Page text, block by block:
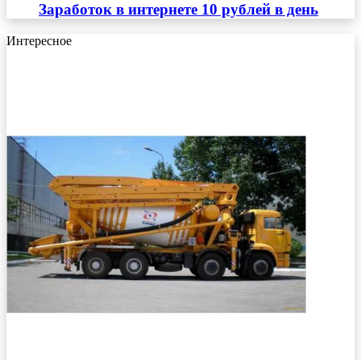
Заработок в интернете 10 рублей в день
Интересное